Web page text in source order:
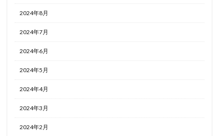
2024年8月
2024年7月
2024年6月
2024年5月
2024年4月
2024年3月
2024年2月